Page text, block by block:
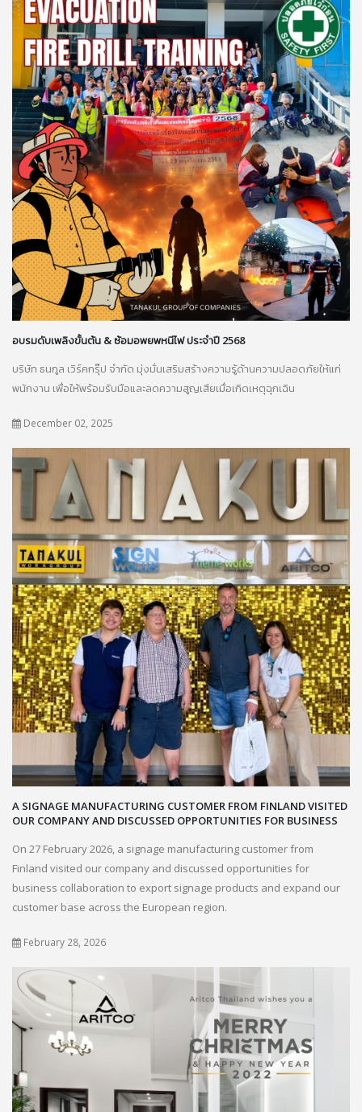
อบรมดับเพลิงขั้นต้น & ซ้อมอพยพหนีไฟ ประจำปี 2568
บริษัท ธนกูล เวิร์คกรุ๊ป จำกัด มุ่งมั่นเสริมสร้างความรู้ด้านความปลอดภัยให้แก่
พนักงาน เพื่อให้พร้อมรับมือและลดความสูญเสียเมื่อเกิดเหตุฉุกเฉิน
December 02, 2025
A SIGNAGE MANUFACTURING CUSTOMER FROM FINLAND VISITED
OUR COMPANY AND DISCUSSED OPPORTUNITIES FOR BUSINESS
On 27 February 2026, a signage manufacturing customer from
Finland visited our company and discussed opportunities for
business collaboration to export signage products and expand our
customer base across the European region.
February 28, 2026